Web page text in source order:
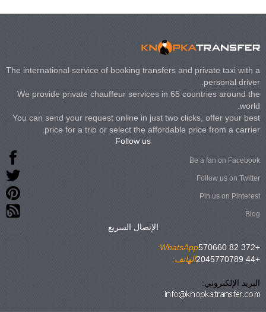
The international service of booking transfers and private taxi with a
personal driver.
We provide private chauffeur services in 65 countries around the
world.
You can send your request online in just two clicks, offer your best
price for a trip or select the affordable price from a carrier.
Follow us
Be a fan on Facebook
Follow us on Twitter
Pin us on Pinterest
Blog
الإتصال السريع
WhatsApp:
+372 82 570660
الهاتف:
+44 2045770789
البريد الإلكتروني: